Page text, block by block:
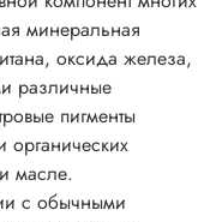
зрения, например,
Продукция,
эффектно
продукту
или «радужный»
и их концентрации
в шампунях
минеральная
оксида железа,
различные
пигменты
органических
масле.
с обычными